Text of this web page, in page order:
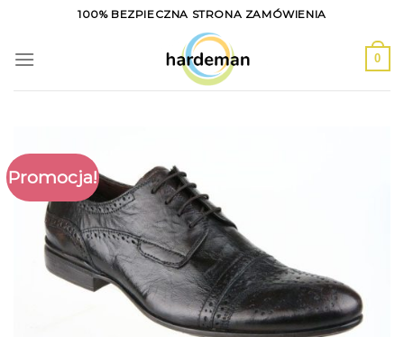
content
100% BEZPIECZNA STRONA ZAMÓWIENIA
0
Promocja!